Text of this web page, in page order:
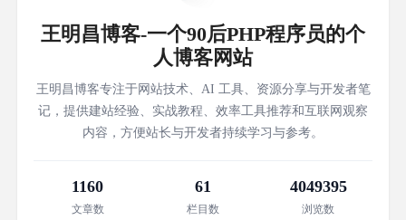
王明昌博客-一个90后PHP程序员的个
人博客网站
王明昌博客专注于网站技术、AI 工具、资源分享与开发者笔
记，提供建站经验、实战教程、效率工具推荐和互联网观察
内容，方便站长与开发者持续学习与参考。
1160
文章数
61
栏目数
4049395
浏览数